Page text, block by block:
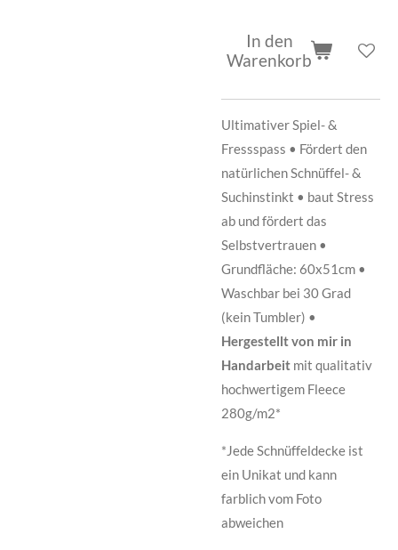
In den
Warenkorb
Ultimativer Spiel- &
Fressspass • Fördert den
natürlichen Schnüffel- &
Suchinstinkt • baut Stress
ab und fördert das
Selbstvertrauen •
Grundfläche: 60x51cm •
Waschbar bei 30 Grad
(kein Tumbler) •
Hergestellt von mir in
Handarbeit mit qualitativ
hochwertigem Fleece
280g/m2*
*Jede Schnüffeldecke ist
ein Unikat und kann
farblich vom Foto
abweichen